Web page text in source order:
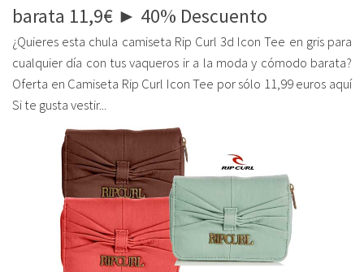
barata 11,9€ ► 40% Descuento
¿Quieres esta chula camiseta Rip Curl 3d Icon Tee en gris para
cualquier día con tus vaqueros ir a la moda y cómodo barata?
Oferta en Camiseta Rip Curl Icon Tee por sólo 11,99 euros aquí
Si te gusta vestir...